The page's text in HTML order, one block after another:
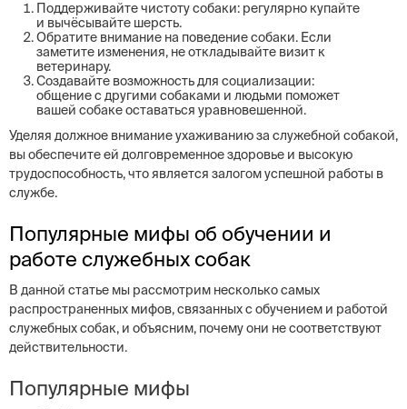
Поддерживайте чистоту собаки: регулярно купайте
и вычёсывайте шерсть.
Обратите внимание на поведение собаки. Если
заметите изменения, не откладывайте визит к
ветеринару.
Создавайте возможность для социализации:
общение с другими собаками и людьми поможет
вашей собаке оставаться уравновешенной.
Уделяя должное внимание ухаживанию за служебной собакой,
вы обеспечите ей долговременное здоровье и высокую
трудоспособность, что является залогом успешной работы в
службе.
Популярные мифы об обучении и
работе служебных собак
В данной статье мы рассмотрим несколько самых
распространенных мифов, связанных с обучением и работой
служебных собак, и объясним, почему они не соответствуют
действительности.
Популярные мифы